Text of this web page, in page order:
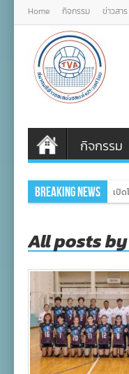
Home กิจกรรม ข่าวสาร
กิจกรรม
Breaking News เปิด
All posts by